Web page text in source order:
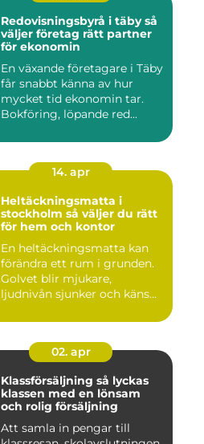
Redovisningsbyrå i täby så
väljer företag rätt partner
för ekonomin
En växande företagare i Täby
får snabbt känna av hur
mycket tid ekonomin tar.
Bokföring, löpande red...
14. apr
Heltäckningsmatta i
stockholm så väljer du rätt
för hem och kontor
En heltäckningsmatta kan
förändra ett rum i grunden.
Golvet blir mjukare,
ljudnivån sjunker och käns...
02. apr
Klassförsäljning så lyckas
klassen med en lönsam
och rolig försäljning
Att samla in pengar till